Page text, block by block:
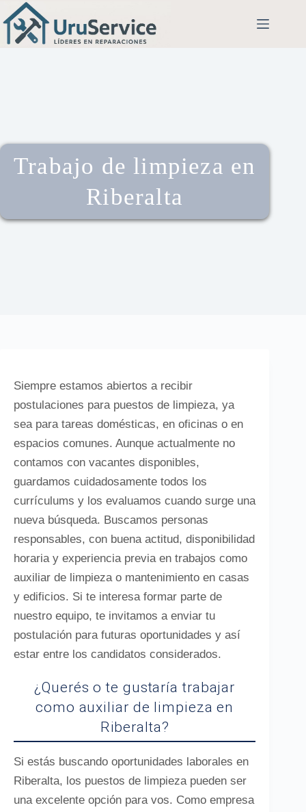
Trabajo de limpieza en
Riberalta
Siempre estamos abiertos a recibir
postulaciones para puestos de limpieza, ya
sea para tareas domésticas, en oficinas o en
espacios comunes. Aunque actualmente no
contamos con vacantes disponibles,
guardamos cuidadosamente todos los
currículums y los evaluamos cuando surge una
nueva búsqueda. Buscamos personas
responsables, con buena actitud, disponibilidad
horaria y experiencia previa en trabajos como
auxiliar de limpieza o mantenimiento en casas
y edificios. Si te interesa formar parte de
nuestro equipo, te invitamos a enviar tu
postulación para futuras oportunidades y así
estar entre los candidatos considerados.
¿Querés o te gustaría trabajar
como auxiliar de limpieza en
Riberalta?
Si estás buscando oportunidades laborales en
Riberalta, los puestos de limpieza pueden ser
una excelente opción para vos. Como empresa